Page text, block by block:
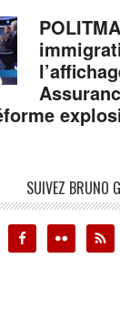
SUIVEZ BRUNO